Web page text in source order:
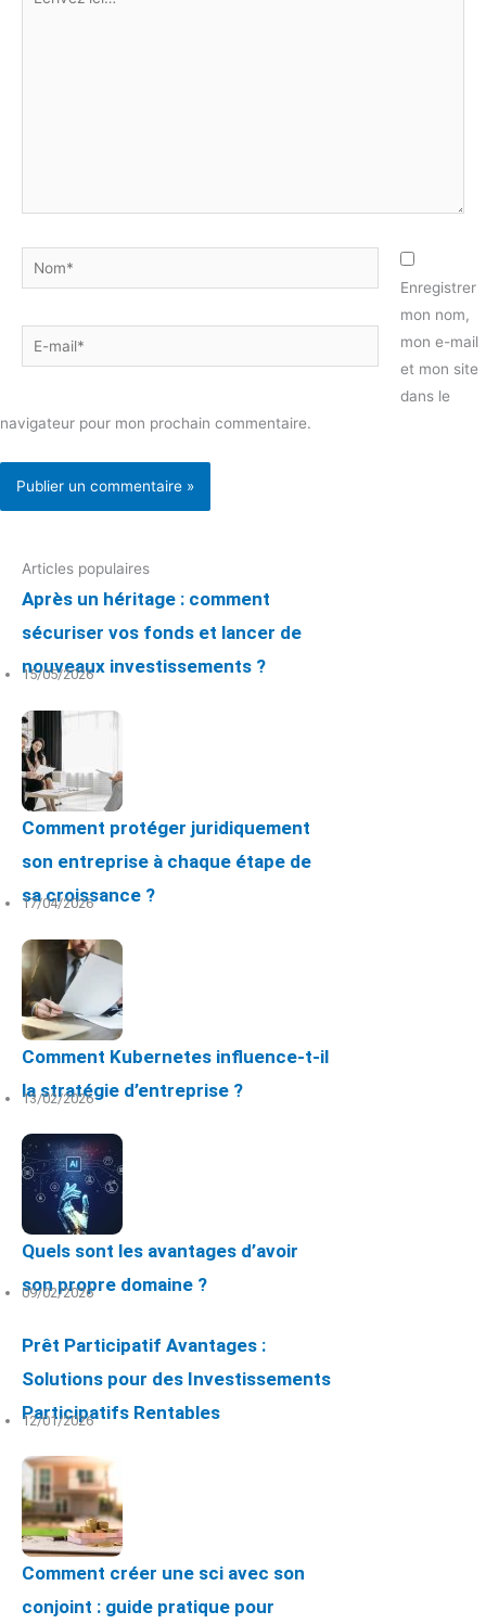
Nom*
E-
mail*
Enregistrer
mon nom,
mon e-mail
et mon site
dans le
navigateur pour mon prochain commentaire.
Articles populaires
Après un héritage : comment
sécuriser vos fonds et lancer de
nouveaux investissements ?
15/05/2026
Comment protéger juridiquement
son entreprise à chaque étape de
sa croissance ?
17/04/2026
Comment Kubernetes influence-t-il
la stratégie d’entreprise ?
13/02/2026
Quels sont les avantages d’avoir
son propre domaine ?
09/02/2026
Prêt Participatif Avantages :
Solutions pour des Investissements
Participatifs Rentables
12/01/2026
Comment créer une sci avec son
conjoint : guide pratique pour